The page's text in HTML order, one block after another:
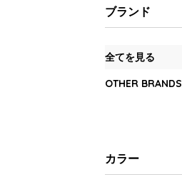
ブランド
全てを見る
OTHER BRANDS
カラー